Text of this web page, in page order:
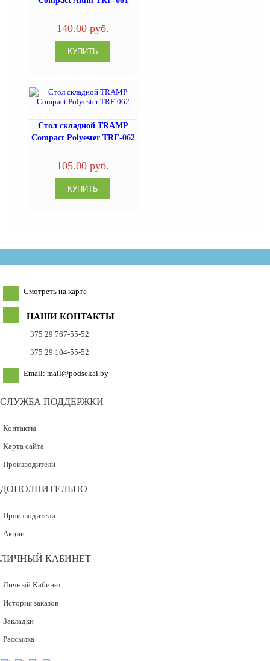
140.00 руб.
Стол складной TRAMP
Compact Polyester TRF-062
105.00 руб.
Смотреть на карте
НАШИ КОНТАКТЫ
+375 29 767-55-52
+375 29 104-55-52
Email: mail@podsekai.by
СЛУЖБА ПОДДЕРЖКИ
Контакты
Карта сайта
Производители
ДОПОЛНИТЕЛЬНО
Производители
Акции
ЛИЧНЫЙ КАБИНЕТ
Личный Кабинет
История заказов
Закладки
Рассылка